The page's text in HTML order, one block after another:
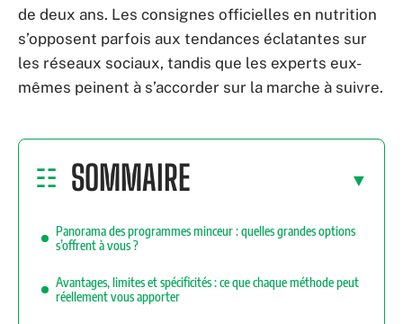
de deux ans. Les consignes officielles en nutrition
s’opposent parfois aux tendances éclatantes sur
les réseaux sociaux, tandis que les experts eux-
mêmes peinent à s’accorder sur la marche à suivre.
SOMMAIRE
Panorama des programmes minceur : quelles grandes options
s’offrent à vous ?
Avantages, limites et spécificités : ce que chaque méthode peut
réellement vous apporter